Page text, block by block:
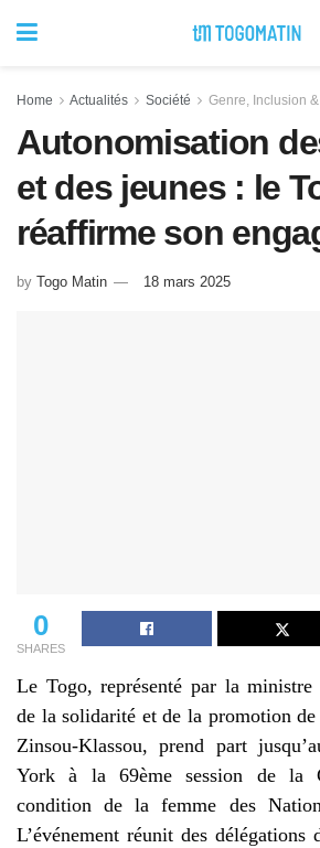
Home Actualités Société Genre, Inclusion &
Autonomisation
et des jeunes : le
réaffirme son
by Togo Matin 18 mars 2025
0
SHARES
Le Togo, représenté par la ministre
de la solidarité et de la promotion
Zinsou-Klassou, prend part
York à la 69ème session de la
condition de la femme des
L’événement réunit des délégations